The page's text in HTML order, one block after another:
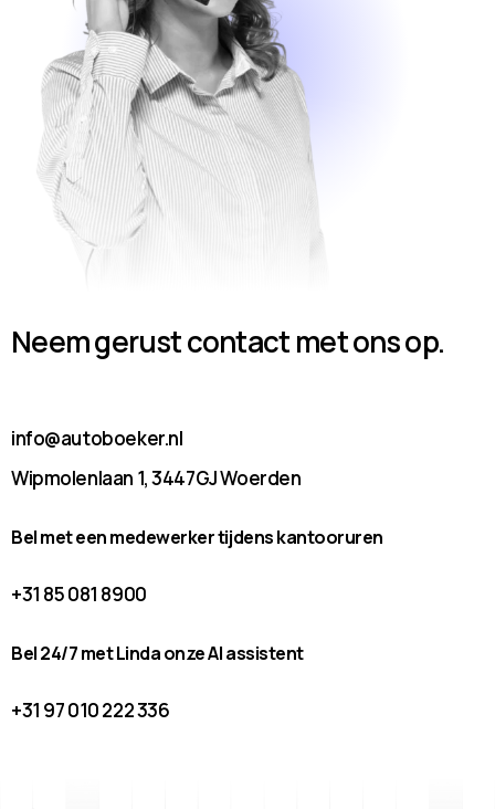
Neem gerust contact met ons op.
info@autoboeker.nl
Wipmolenlaan 1, 3447GJ Woerden
Bel met een medewerker tijdens kantooruren
+31 85 081 8900
Bel 24/7 met Linda onze AI assistent
+31 97 010 222 336